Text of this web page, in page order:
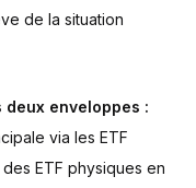
de la situation
enveloppes :
via les ETF
ETF physiques en